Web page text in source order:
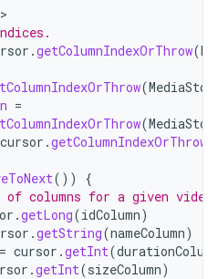
.getColumnIndexOrThrow(
(
=
(
cursor .getColumnIndexOrThrow
())
{
of columns for a given
.getLong(idColumn)
.getString(nameColumn)
= cursor .getInt(
.getInt(sizeColumn)